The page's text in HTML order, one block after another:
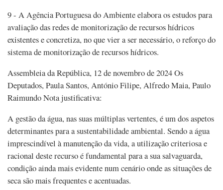
9 - A Agência Portuguesa do Ambiente elabora os estudos para
avaliação das redes de monitorização de recursos hídricos
existentes e concretiza, no que vier a ser necessário, o reforço do
sistema de monitorização de recursos hídricos.
Assembleia da República, 12 de novembro de 2024 Os
Deputados, Paula Santos, António Filipe, Alfredo Maia, Paulo
Raimundo Nota justificativa:
A gestão da água, nas suas múltiplas vertentes, é um dos aspetos
determinantes para a sustentabilidade ambiental. Sendo a água
imprescindível à manutenção da vida, a utilização criteriosa e
racional deste recurso é fundamental para a sua salvaguarda,
condição ainda mais evidente num cenário onde as situações de
seca são mais frequentes e acentuadas.